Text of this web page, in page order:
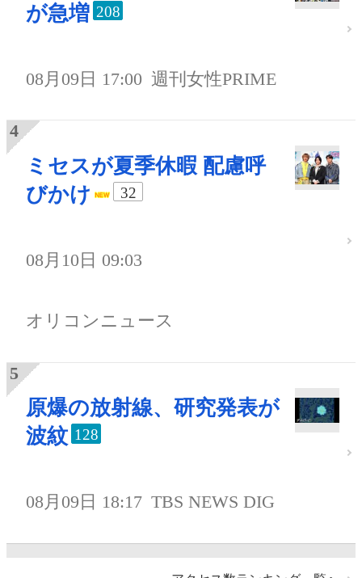
が急増 208
08月09日 17:00 週刊女性PRIME
ミセスが夏季休暇 配慮呼
びかけ
32
08月10日 09:03
オリコンニュース
原爆の放射線、研究発表が
波紋 128
08月09日 18:17 TBS NEWS DIG